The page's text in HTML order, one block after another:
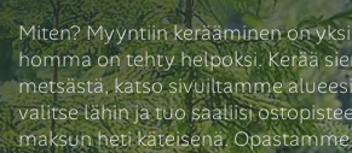
Miten? Myyntiin kerääminen on
homma on tehty helpoksi. Kerää
metsästä, katso sivuiltamme
valitse lähin ja tuo saaliisi
maksun heti käteisenä.